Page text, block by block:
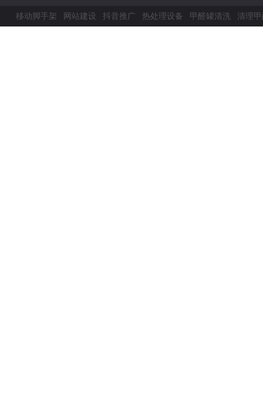
移动脚手架 网站建设 抖音推广 热处理设备 甲醛罐清洗 清理